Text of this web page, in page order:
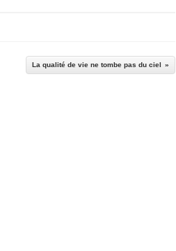
La qualité de vie ne tombe pas du ciel